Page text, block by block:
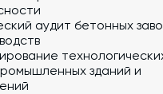
аудит бетонных
зданий и